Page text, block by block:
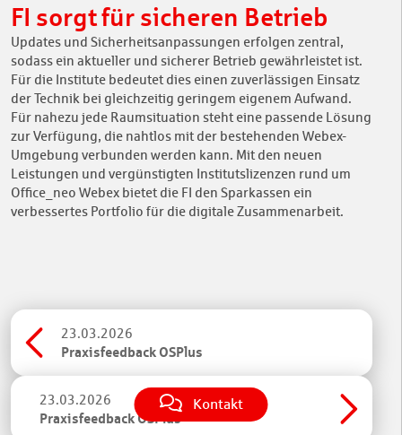
Kontakt
FI sorgt für sicheren Betrieb
Updates und Sicherheitsanpassungen erfolgen zentral,
sodass ein aktueller und sicherer Betrieb gewährleistet ist.
Für die Institute bedeutet dies einen zuverlässigen Einsatz
der Technik bei gleichzeitig geringem eigenem Aufwand.
Für nahezu jede Raumsituation steht eine passende Lösung
zur Verfügung, die nahtlos mit der bestehenden Webex-
Umgebung verbunden werden kann. Mit den neuen
Leistungen und vergünstigten Institutslizenzen rund um
Office_neo Webex bietet die FI den Sparkassen ein
verbessertes Portfolio für die digitale Zusammenarbeit.
23.03.2026
Praxisfeedback OSPlus
23.03.2026
Praxisfeedback OSPlus